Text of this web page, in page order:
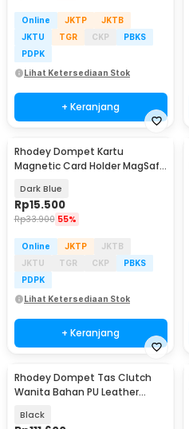
Online JKTP
JKTB
JKTU
TGR CKP
PBKS
PDPK
Lihat Ketersediaan Stok
+ Keranjang
Rhodey Dompet Kartu
Magnetic Card Holder MagSafe
Dark Blue
Rp15.500
Rp33.900 55%
Online JKTP
JKTB
JKTU
TGR CKP
PBKS
PDPK
Lihat Ketersediaan Stok
+ Keranjang
Rhodey Dompet Tas Clutch
Wanita Bahan PU Leather
Black